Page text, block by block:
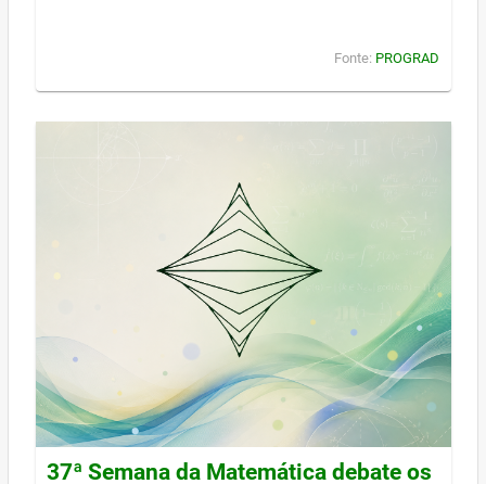
Fonte: PROGRAD
37ª Semana da Matemática debate os